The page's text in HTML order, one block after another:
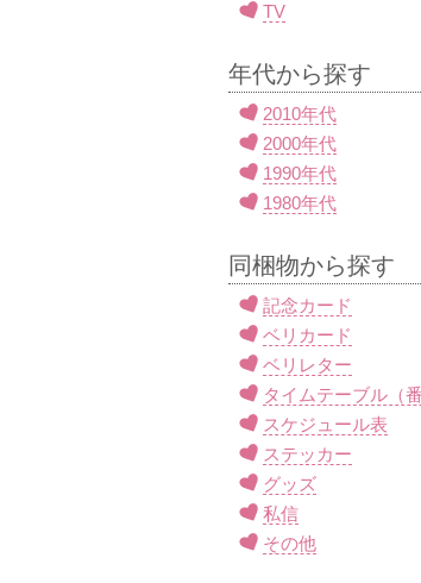
TV
年代から探す
2010年代
2000年代
1990年代
1980年代
同梱物から探す
記念カード
ベリカード
ベリレター
タイムテーブル（番
スケジュール表
ステッカー
グッズ
私信
その他